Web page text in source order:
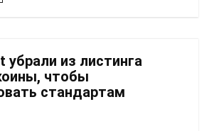
убрали из листинга
чтобы
стандартам